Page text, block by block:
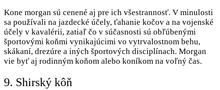
Kone morgan sú cenené aj pre ich všestrannosť. V minulosti
sa používali na jazdecké účely, ťahanie kočov a na vojenské
účely v kavalérii, zatiaľ čo v súčasnosti sú obľúbenými
športovými koňmi vynikajúcimi vo vytrvalostnom behu,
skákaní, drezúre a iných športových disciplínach. Morgan
vie byť aj rodinným koňom alebo koníkom na voľný čas.
9. Shirský kôň